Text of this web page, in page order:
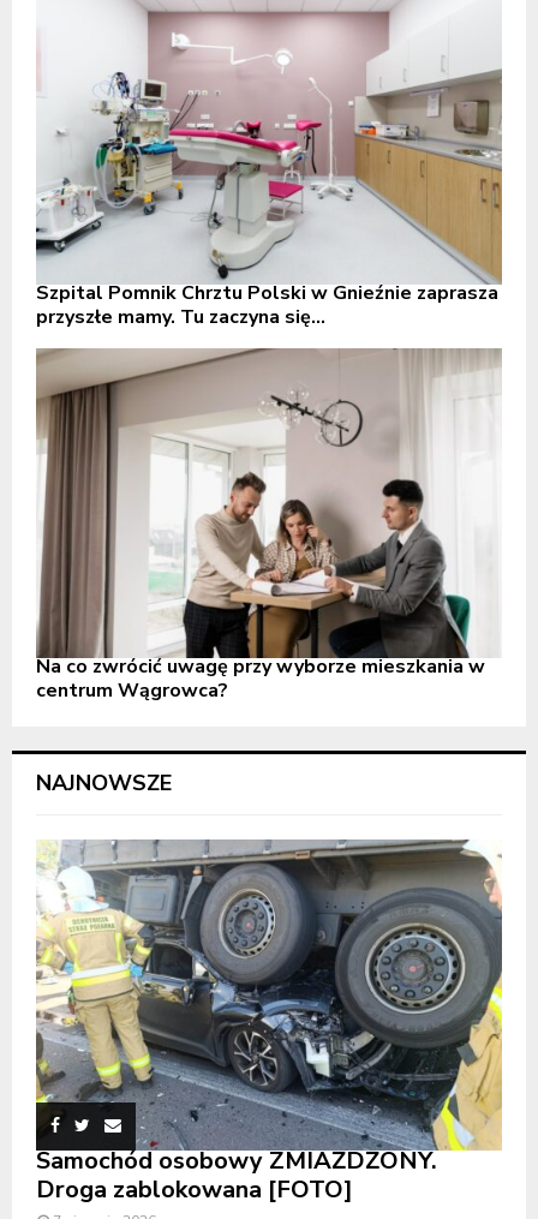
Szpital Pomnik Chrztu Polski w Gnieźnie zaprasza
przyszłe mamy. Tu zaczyna się...
Na co zwrócić uwagę przy wyborze mieszkania w
centrum Wągrowca?
NAJNOWSZE
Samochód osobowy ZMIAŻDŻONY.
Droga zablokowana [FOTO]